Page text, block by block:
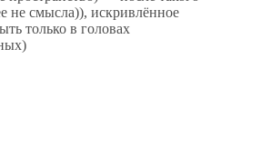
не смысла)), искривлённое
только в головах